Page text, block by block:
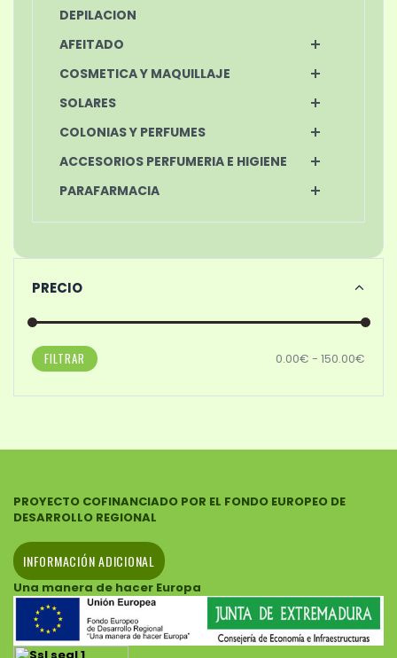
DEPILACION
AFEITADO
COSMETICA Y MAQUILLAJE
SOLARES
COLONIAS Y PERFUMES
ACCESORIOS PERFUMERIA E HIGIENE
PARAFARMACIA
PRECIO
FILTRAR 0.00€ - 150.00€
PROYECTO COFINANCIADO POR EL FONDO EUROPEO DE
DESARROLLO REGIONAL
INFORMACIÓN ADICIONAL
Una manera de hacer Europa